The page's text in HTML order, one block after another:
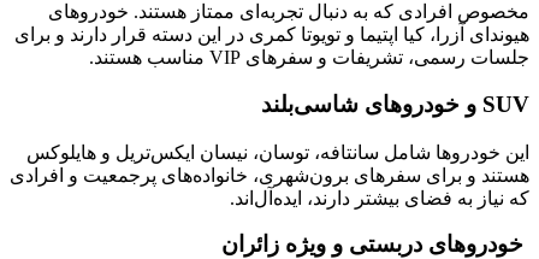
مخصوص افرادی که به دنبال تجربه‌ای ممتاز هستند. خودروهای
هیوندای آزرا، کیا اپتیما و تویوتا کمری در این دسته قرار دارند و برای
جلسات رسمی، تشریفات و سفرهای VIP مناسب هستند.
SUV و خودروهای شاسی‌بلند
این خودروها شامل سانتافه، توسان، نیسان ایکس‌تریل و هایلوکس
هستند و برای سفرهای برون‌شهری، خانواده‌های پرجمعیت و افرادی
که نیاز به فضای بیشتر دارند، ایده‌آل‌اند.
خودروهای دربستی و ویژه زائران